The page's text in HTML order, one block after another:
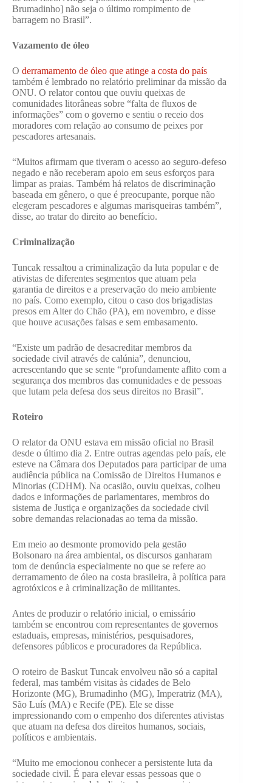
Brumadinho] não seja o último rompimento de
barragem no Brasil”.
Vazamento de óleo
O derramamento de óleo que atinge a costa do país
também é lembrado no relatório preliminar da missão da
ONU. O relator contou que ouviu queixas de
comunidades litorâneas sobre “falta de fluxos de
informações” com o governo e sentiu o receio dos
moradores com relação ao consumo de peixes por
pescadores artesanais.
“Muitos afirmam que tiveram o acesso ao seguro-defeso
negado e não receberam apoio em seus esforços para
limpar as praias. Também há relatos de discriminação
baseada em gênero, o que é preocupante, porque não
elegeram pescadores e algumas marisqueiras também”,
disse, ao tratar do direito ao benefício.
Criminalização
Tuncak ressaltou a criminalização da luta popular e de
ativistas de diferentes segmentos que atuam pela
garantia de direitos e a preservação do meio ambiente
no país. Como exemplo, citou o caso dos brigadistas
presos em Alter do Chão (PA), em novembro, e disse
que houve acusações falsas e sem embasamento.
“Existe um padrão de desacreditar membros da
sociedade civil através de calúnia”, denunciou,
acrescentando que se sente “profundamente aflito com a
segurança dos membros das comunidades e de pessoas
que lutam pela defesa dos seus direitos no Brasil”.
Roteiro
O relator da ONU estava em missão oficial no Brasil
desde o último dia 2. Entre outras agendas pelo país, ele
esteve na Câmara dos Deputados para participar de uma
audiência pública na Comissão de Direitos Humanos e
Minorias (CDHM). Na ocasião, ouviu queixas, colheu
dados e informações de parlamentares, membros do
sistema de Justiça e organizações da sociedade civil
sobre demandas relacionadas ao tema da missão.
Em meio ao desmonte promovido pela gestão
Bolsonaro na área ambiental, os discursos ganharam
tom de denúncia especialmente no que se refere ao
derramamento de óleo na costa brasileira, à política para
agrotóxicos e à criminalização de militantes.
Antes de produzir o relatório inicial, o emissário
também se encontrou com representantes de governos
estaduais, empresas, ministérios, pesquisadores,
defensores públicos e procuradores da República.
O roteiro de Baskut Tuncak envolveu não só a capital
federal, mas também visitas às cidades de Belo
Horizonte (MG), Brumadinho (MG), Imperatriz (MA),
São Luís (MA) e Recife (PE). Ele se disse
impressionando com o empenho dos diferentes ativistas
que atuam na defesa dos direitos humanos, sociais,
políticos e ambientais.
“Muito me emocionou conhecer a persistente luta da
sociedade civil. É para elevar essas pessoas que o